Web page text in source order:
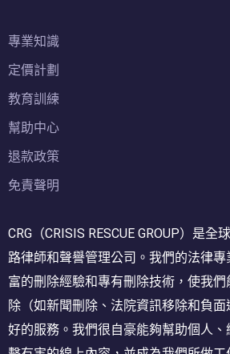
專業知識
定價計劃
教育訓練
幫助中心
退款政策
免責聲明
CRG（CRISIS RESCUE GROUP）是全
路律師和聲譽管理公司。我們的法律
富的刪除經驗和專有刪除技術，使我們
除（如新聞刪除、法院資訊移除和負
好的服務。我們很自豪能夠幫助個人